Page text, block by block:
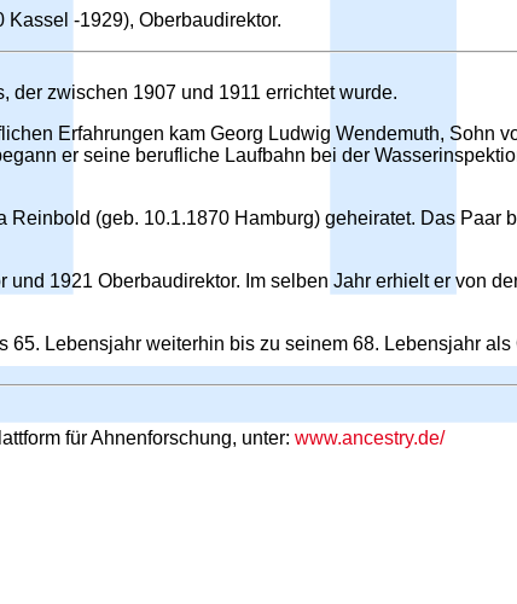
-1929), Oberbaudirektor.
der zwischen 1907 und 1911 errichtet wurde.
Erfahrungen kam Georg Ludwig Wendemuth, Sohn
er seine berufliche Laufbahn bei der
(geb. 10.1.1870 Hamburg) geheiratet. Das Paar
1921 Oberbaudirektor. Im selben Jahr erhielt er von
Lebensjahr weiterhin bis zu seinem 68. Lebensjahr
für Ahnenforschung, unter: www.ancestry.de/